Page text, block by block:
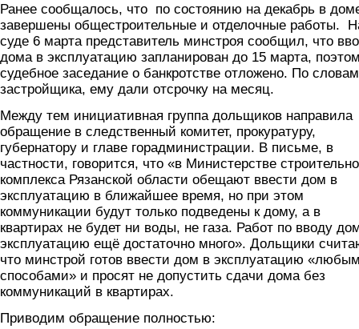
Ранее сообщалось, что по состоянию на декабрь в
завершены общестроительные и отделочные работы.
суде 6 марта представитель минстроя сообщил, что
дома в эксплуатацию запланирован до 15 марта,
судебное заседание о банкротстве отложено. По словам
застройщика, ему дали отсрочку на месяц.
Между тем инициативная группа дольщиков направила
обращение в следственный комитет, прокуратуру,
губернатору и главе горадминистрации. В письме, в
частности, говорится, что «в Министерстве
комплекса Рязанской области обещают ввести дом в
эксплуатацию в ближайшее время, но при этом
коммуникации будут только подведены к дому, а в
квартирах не будет ни воды, не газа. Работ по вводу
эксплуатацию ещё достаточно много». Дольщики
что минстрой готов ввести дом в эксплуатацию
способами» и просят не допустить сдачи дома без
коммуникаций в квартирах.
Приводим обращение полностью: